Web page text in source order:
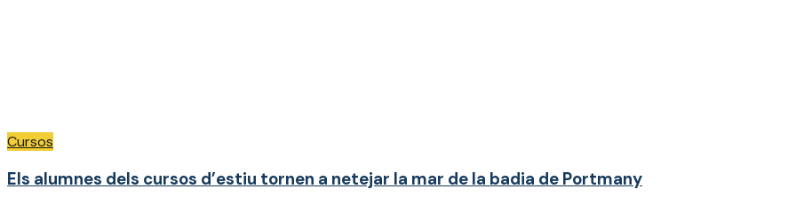
Cursos
Els alumnes dels cursos d’estiu tornen a netejar la mar de la badia de Portmany